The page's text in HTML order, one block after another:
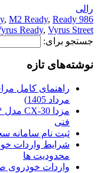
رالی
986 Finally
, M2 Ready, Ready
Ready, Vyrus Street
جستجو برای:
نوشته‌های تازه
مرداد 1405)
فنی
ثبت نام سامانه
شرایط واردات
محدودیت ها
واردات خودروی